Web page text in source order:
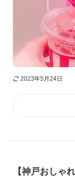
2023年5月24日
【神戸おしゃ